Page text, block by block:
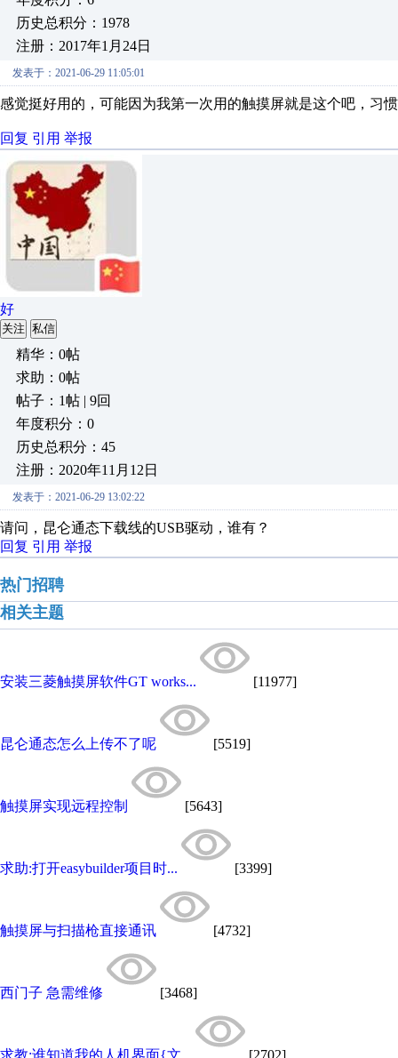
历史总积分：1978
注册：2017年1月24日
发表于：2021-06-29 11:05:01
感觉挺好用的，可能因为我第一次用的触摸屏就是这个吧，习
回复 引用 举报
好
关注 私信
精华：0帖
求助：0帖
帖子：1帖 | 9回
年度积分：0
历史总积分：45
注册：2020年11月12日
发表于：2021-06-29 13:02:22
请问，昆仑通态下载线的USB驱动，谁有？
回复 引用 举报
热门招聘
相关主题
安装三菱触摸屏软件GT works... [11977]
昆仑通态怎么上传不了呢 [5519]
触摸屏实现远程控制 [5643]
求助:打开easybuilder项目时... [3399]
触摸屏与扫描枪直接通讯 [4732]
西门子 急需维修 [3468]
求教:谁知道我的人机界面{文... [2702]